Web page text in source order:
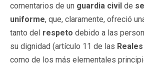
comentarios de un guardia civil de
uniforme, que, claramente, ofreció
tanto del respeto debido a las
su dignidad (artículo 11 de las
como de los más elementales